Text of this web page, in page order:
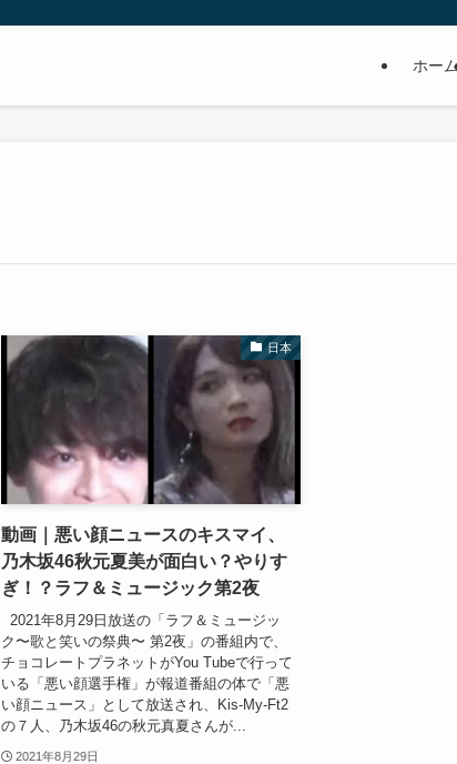
ホー
日本
動画｜悪い顔ニュースのキスマイ、
乃木坂46秋元夏美が面白い？やりす
ぎ！？ラフ＆ミュージック第2夜
2021年8月29日放送の「ラフ＆ミュージッ
ク〜歌と笑いの祭典〜 第2夜」の番組内で、
チョコレートプラネットがYou Tubeで行って
いる「悪い顔選手権」が報道番組の体で「悪
い顔ニュース」として放送され、Kis-My-Ft2
の７人、乃木坂46の秋元真夏さんが...
2021年8月29日